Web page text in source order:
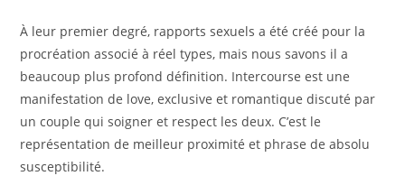
À leur premier degré, rapports sexuels a été créé pour la
procréation associé à réel types, mais nous savons il a
beaucoup plus profond définition. Intercourse est une
manifestation de love, exclusive et romantique discuté par
un couple qui soigner et respect les deux. C’est le
représentation de meilleur proximité et phrase de absolu
susceptibilité.